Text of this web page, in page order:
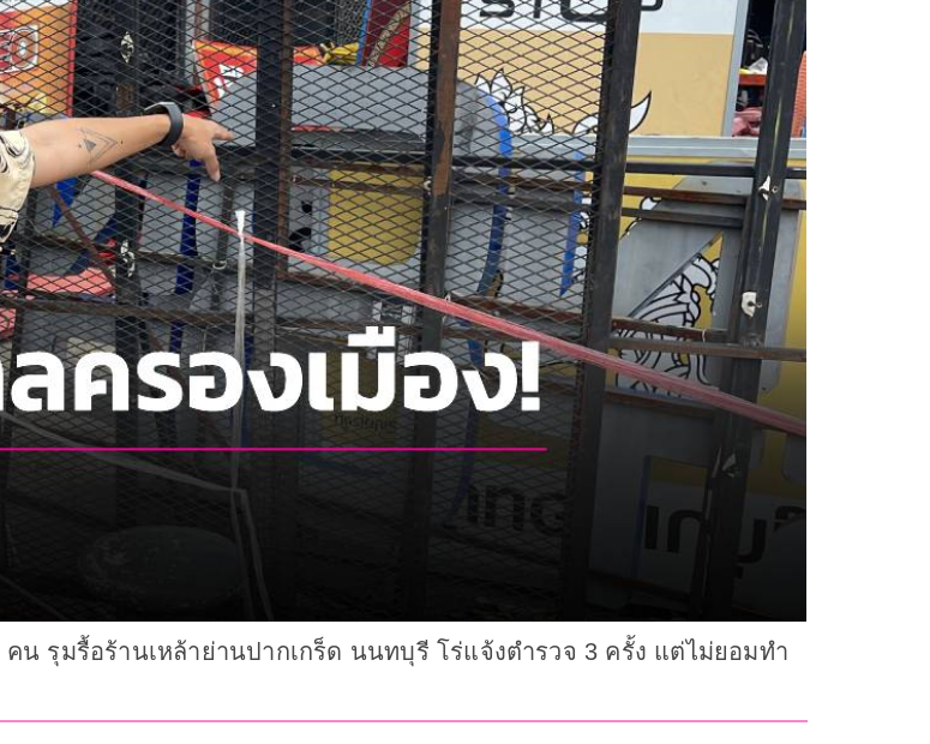
น รุมรื้อร้านเหล้าย่านปากเกร็ด นนทบุรี โร่แจ้งตำรวจ 3 ครั้ง แต่ไม่ยอมทำ